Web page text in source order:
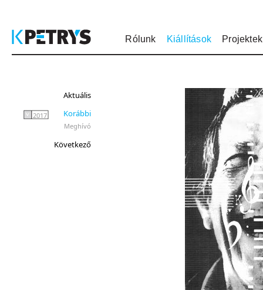
Rólunk Kiállítások Projektek
Aktuális
2017 Korábbi
Meghívó
Következő